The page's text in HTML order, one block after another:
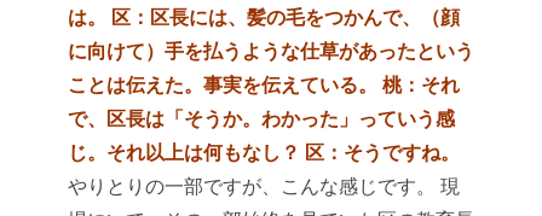
は。
区：区長には、髪の毛をつかんで、（顔
に向けて）手を払うような仕草があったという
ことは伝えた。事実を伝えている。
桃：それ
で、区長は「そうか。わかった」っていう感
じ。それ以上は何もなし？ 区：そうですね。
やりとりの一部ですが、こんな感じです。
現